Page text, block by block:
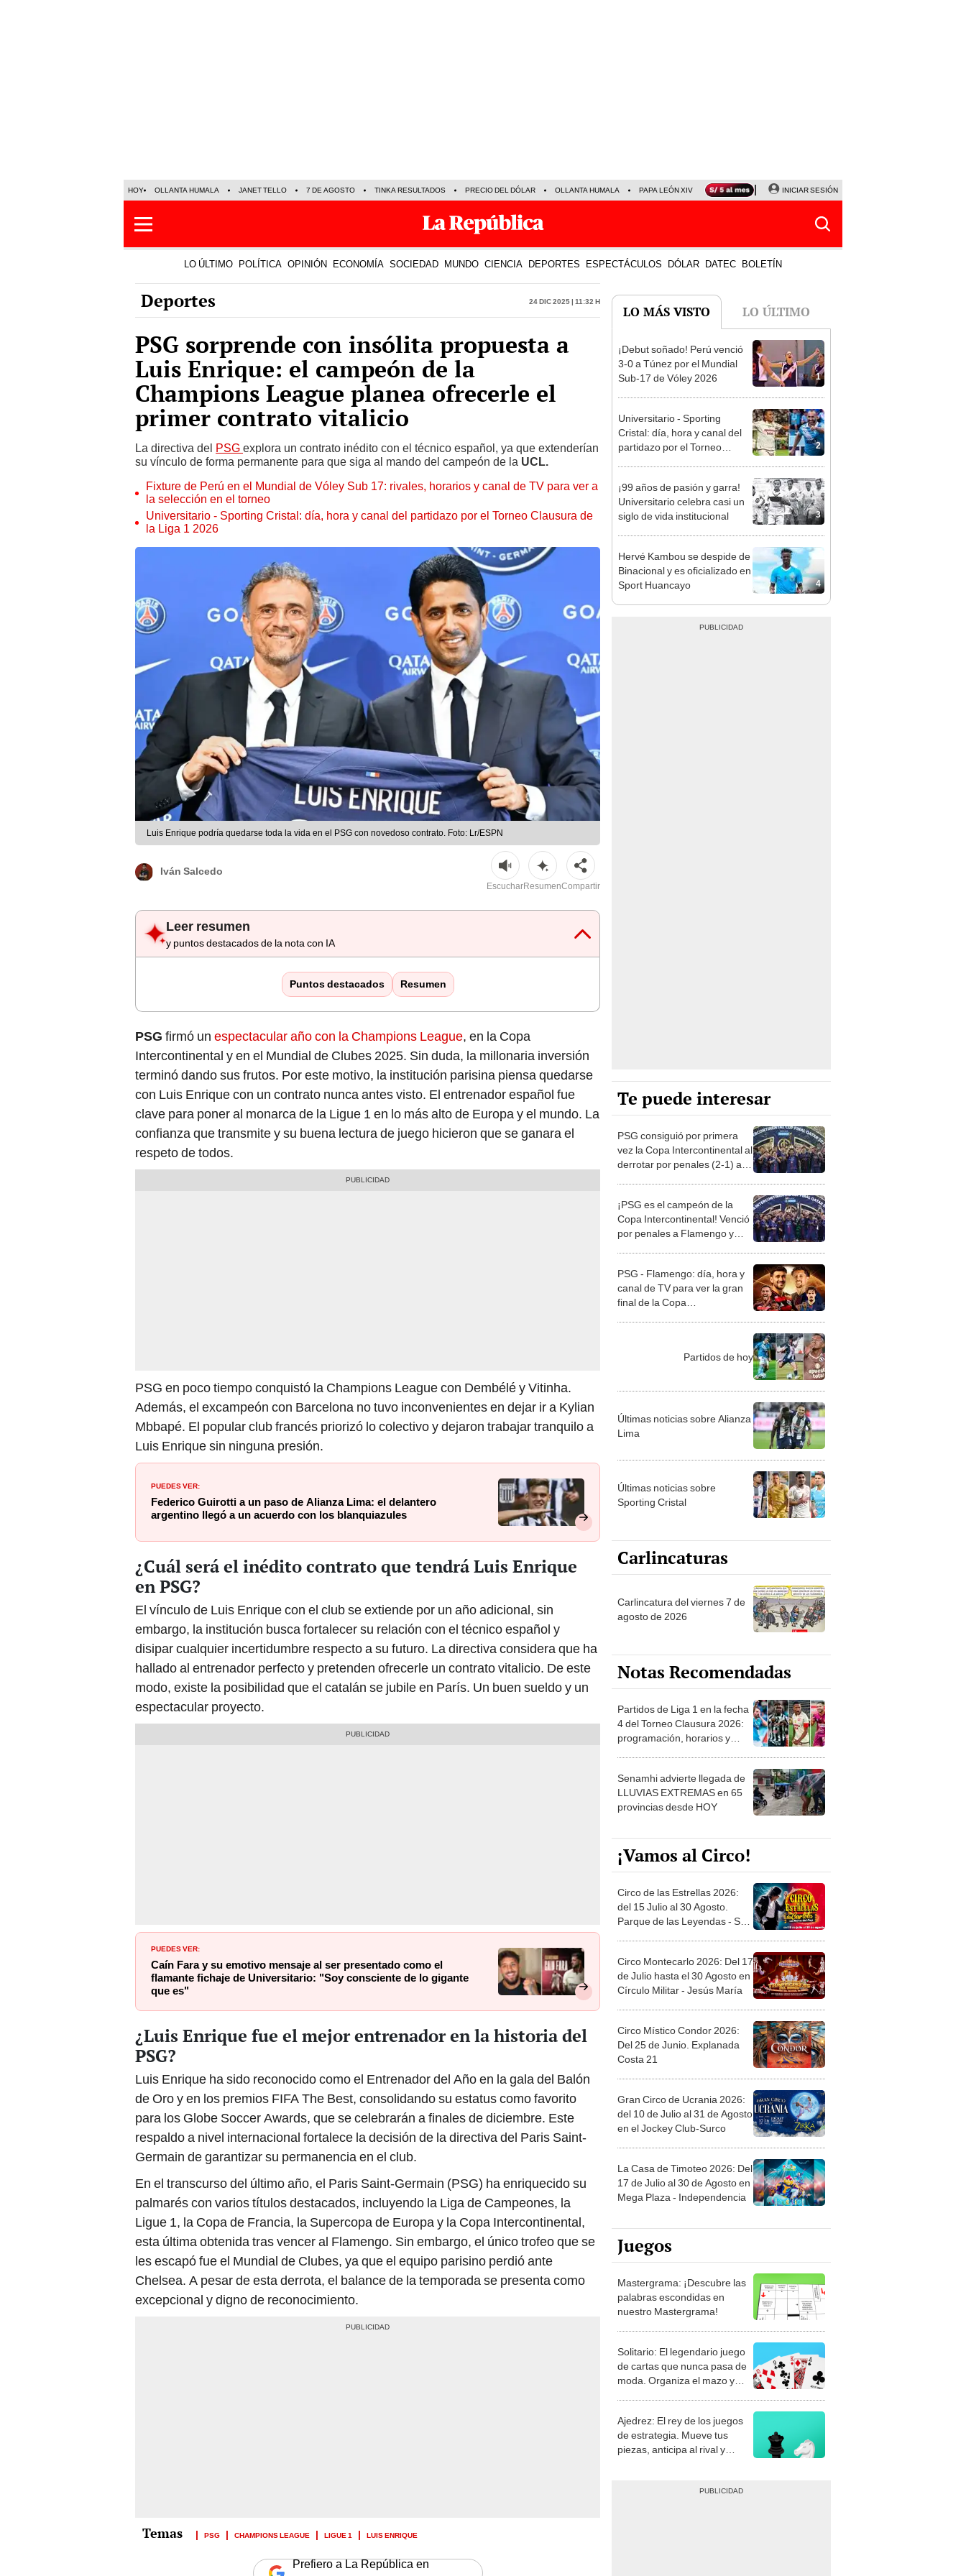
HOY OLLANTA HUMALA JANET TELLO 7 DE AGOSTO TINKA RESULTADOS PRECIO DEL DÓLAR OLLANTA HUMALA PAPA LEÓN XIV NALDY SALDAÑA LA BELLA LUZ
INICIAR SESIÓN
LO ÚLTIMO POLÍTICA OPINIÓN ECONOMÍA SOCIEDAD MUNDO CIENCIA DEPORTES ESPECTÁCULOS DÓLAR DATEC BOLETÍN
Deportes 24 Dic 2025 | 11:32 h
PSG sorprende con insólita propuesta a
Luis Enrique: el campeón de la
Champions League planea ofrecerle el
primer contrato vitalicio
La directiva del PSG explora un contrato inédito con el técnico español, ya que extenderían
su vínculo de forma permanente para que siga al mando del campeón de la UCL.
Fixture de Perú en el Mundial de Vóley Sub 17: rivales, horarios y canal de TV para ver a
la selección en el torneo
Universitario - Sporting Cristal: día, hora y canal del partidazo por el Torneo Clausura de
la Liga 1 2026
Luis Enrique podría quedarse toda la vida en el PSG con novedoso contrato. Foto: Lr/ESPN
Iván Salcedo
EscucharResumenCompartir
Leer resumen
y puntos destacados de la nota con IA
Puntos destacados Resumen
PSG firmó un espectacular año con la Champions League, en la Copa
Intercontinental y en el Mundial de Clubes 2025. Sin duda, la millonaria inversión
terminó dando sus frutos. Por este motivo, la institución parisina piensa quedarse
con Luis Enrique con un contrato nunca antes visto. El entrenador español fue
clave para poner al monarca de la Ligue 1 en lo más alto de Europa y el mundo. La
confianza que transmite y su buena lectura de juego hicieron que se ganara el
respeto de todos.
PSG en poco tiempo conquistó la Champions League con Dembélé y Vitinha.
Además, el excampeón con Barcelona no tuvo inconvenientes en dejar ir a Kylian
Mbbapé. El popular club francés priorizó lo colectivo y dejaron trabajar tranquilo a
Luis Enrique sin ninguna presión.
PUEDES VER:
Federico Guirotti a un paso de Alianza Lima: el delantero
argentino llegó a un acuerdo con los blanquiazules
¿Cuál será el inédito contrato que tendrá Luis Enrique
en PSG?
El vínculo de Luis Enrique con el club se extiende por un año adicional, sin
embargo, la institución busca fortalecer su relación con el técnico español y
disipar cualquier incertidumbre respecto a su futuro. La directiva considera que ha
hallado al entrenador perfecto y pretenden ofrecerle un contrato vitalicio. De este
modo, existe la posibilidad que el catalán se jubile en París. Un buen sueldo y un
espectacular proyecto.
PUEDES VER:
Caín Fara y su emotivo mensaje al ser presentado como el
flamante fichaje de Universitario: "Soy consciente de lo gigante
que es"
¿Luis Enrique fue el mejor entrenador en la historia del
PSG?
Luis Enrique ha sido reconocido como el Entrenador del Año en la gala del Balón
de Oro y en los premios FIFA The Best, consolidando su estatus como favorito
para los Globe Soccer Awards, que se celebrarán a finales de diciembre. Este
respaldo a nivel internacional fortalece la decisión de la directiva del Paris Saint-
Germain de garantizar su permanencia en el club.
En el transcurso del último año, el Paris Saint-Germain (PSG) ha enriquecido su
palmarés con varios títulos destacados, incluyendo la Liga de Campeones, la
Ligue 1, la Copa de Francia, la Supercopa de Europa y la Copa Intercontinental,
esta última obtenida tras vencer al Flamengo. Sin embargo, el único trofeo que se
les escapó fue el Mundial de Clubes, ya que el equipo parisino perdió ante
Chelsea. A pesar de esta derrota, el balance de la temporada se presenta como
excepcional y digno de reconocimiento.
PSG CHAMPIONS LEAGUE LIGUE 1 LUIS ENRIQUE
Prefiero a La República en
LO MÁS VISTO LO ÚLTIMO
1
¡Debut soñado! Perú venció
3-0 a Túnez por el Mundial
Sub-17 de Vóley 2026
2
Universitario - Sporting
Cristal: día, hora y canal del
partidazo por el Torneo
3
¡99 años de pasión y garra!
Universitario celebra casi un
siglo de vida institucional
4
Hervé Kambou se despide de
Binacional y es oficializado en
Sport Huancayo
Te puede interesar
PSG consiguió por primera
vez la Copa Intercontinental al
derrotar por penales (2-1) al
¡PSG es el campeón de la
Copa Intercontinental! Venció
por penales a Flamengo y
PSG - Flamengo: día, hora y
canal de TV para ver la gran
final de la Copa
Partidos de hoy
Últimas noticias sobre Alianza
Lima
Últimas noticias sobre
Sporting Cristal
Carlincaturas
Carlincatura del viernes 7 de
agosto de 2026
Notas Recomendadas
Partidos de Liga 1 en la fecha
4 del Torneo Clausura 2026:
programación, horarios y
Senamhi advierte llegada de
LLUVIAS EXTREMAS en 65
provincias desde HOY
¡Vamos al Circo!
Circo de las Estrellas 2026:
del 15 Julio al 30 Agosto.
Parque de las Leyendas - San
Circo Montecarlo 2026: Del 17
de Julio hasta el 30 Agosto en
Círculo Militar - Jesús María
Circo Místico Condor 2026:
Del 25 de Junio. Explanada
Costa 21
Gran Circo de Ucrania 2026:
del 10 de Julio al 31 de Agosto
en el Jockey Club-Surco
La Casa de Timoteo 2026: Del
17 de Julio al 30 de Agosto en
Mega Plaza - Independencia
Juegos
Mastergrama: ¡Descubre las
palabras escondidas en
nuestro Mastergrama!
Solitario: El legendario juego
de cartas que nunca pasa de
moda. Organiza el mazo y
Ajedrez: El rey de los juegos
de estrategia. Mueve tus
piezas, anticipa al rival y